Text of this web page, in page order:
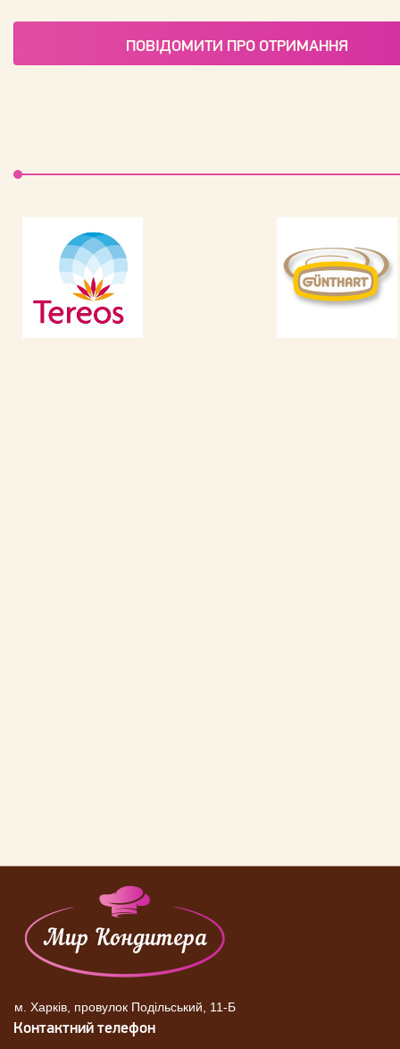
ПОВІДОМИТИ ПРО ОТРИМАННЯ
м. Харків, провулок Подільський, 11-Б
Контактний телефон